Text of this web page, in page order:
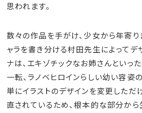
思われます。
数々の作品を手がけ、少女から年寄
ャラを書き分ける村田先生によってデ
ナは、エキゾチックなお姉さんといっ
一転、ラノベヒロインらしい幼い容姿
単にイラストのデザインを変更しただ
直されているため、根本的な部分から